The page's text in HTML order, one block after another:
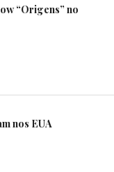
“Origens” no
nos EUA